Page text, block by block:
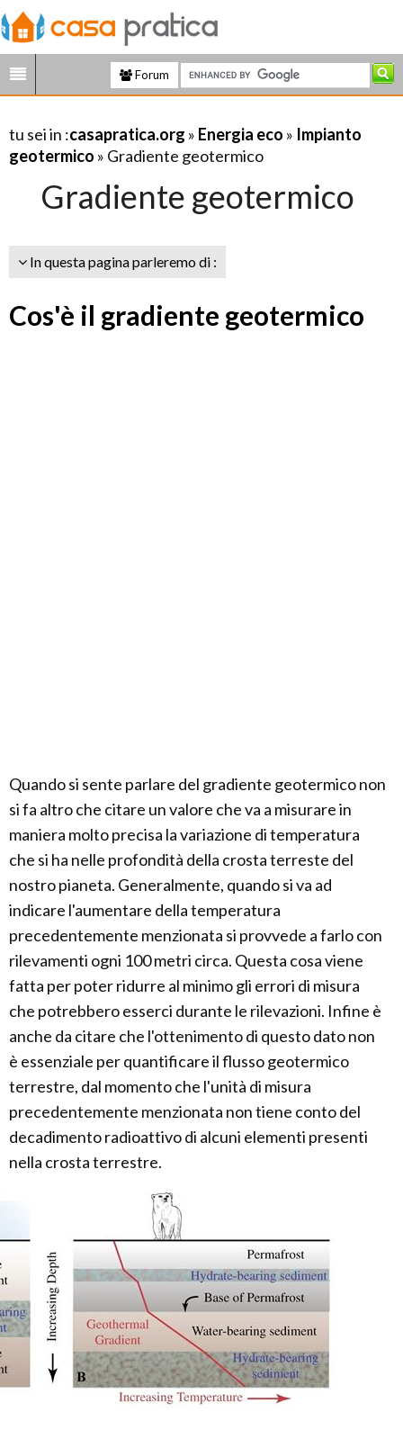
Forum
tu sei in :casapratica.org » Energia eco » Impianto
geotermico » Gradiente geotermico
Gradiente geotermico
In questa pagina parleremo di :
Cos'è il gradiente geotermico
Quando si sente parlare del gradiente geotermico non
si fa altro che citare un valore che va a misurare in
maniera molto precisa la variazione di temperatura
che si ha nelle profondità della crosta terreste del
nostro pianeta. Generalmente, quando si va ad
indicare l'aumentare della temperatura
precedentemente menzionata si provvede a farlo con
rilevamenti ogni 100 metri circa. Questa cosa viene
fatta per poter ridurre al minimo gli errori di misura
che potrebbero esserci durante le rilevazioni. Infine è
anche da citare che l'ottenimento di questo dato non
è essenziale per quantificare il flusso geotermico
terrestre, dal momento che l'unità di misura
precedentemente menzionata non tiene conto del
decadimento radioattivo di alcuni elementi presenti
nella crosta terrestre.